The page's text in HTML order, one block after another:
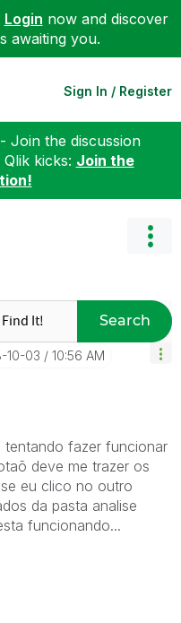
Login now and discover
awaiting you.
Sign In / Register
Join the discussion
kicks: Join the
Search
10-03 10:56 AM
tentando fazer funcionar
deve me trazer os
eu clico no outro
da pasta analise
funcionando...